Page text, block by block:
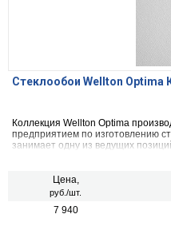
Стеклообои Wellton Optima
Коллекция Wellton Optima
предприятием по изготовлению
занимает одну из ведущих
Цена,
руб./шт.
7 940